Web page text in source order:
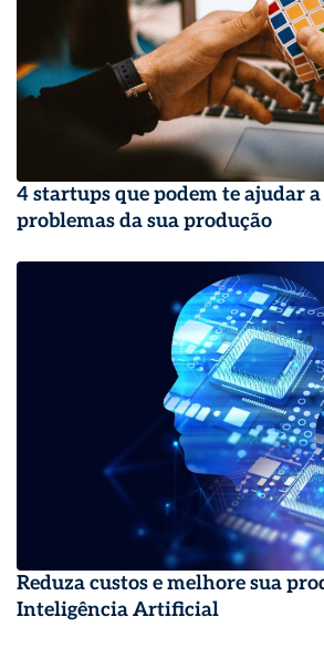
4 startups que podem te ajudar
problemas da sua produção
Reduza custos e melhore sua
Inteligência Artificial